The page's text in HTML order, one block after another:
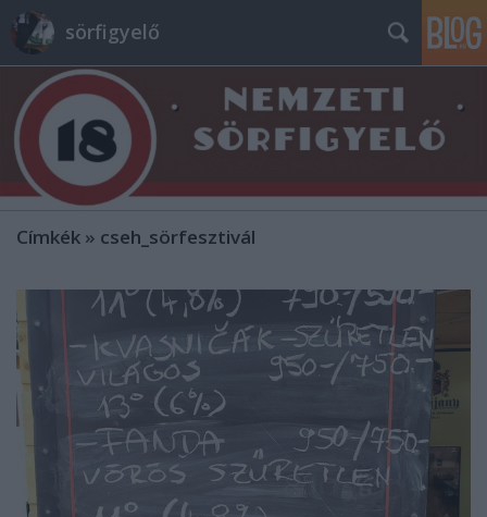
sörfigyelő
Címkék » cseh_sörfesztivál